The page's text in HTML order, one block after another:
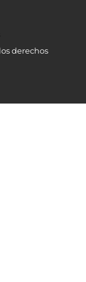
derechos